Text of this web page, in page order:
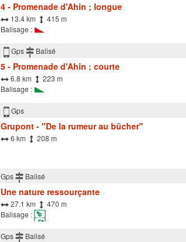
4 - Promenade d'Ahin ; longue
13.4 km
415 m
Balisage :
Gps Balisé
5 - Promenade d'Ahin ; courte
6.8 km
223 m
Balisage :
Gps
Grupont - "De la rumeur au bûcher"
6 km 208 m
Gps Balisé
Une nature ressourçante
27.1 km
470 m
Balisage :
Gps Balisé